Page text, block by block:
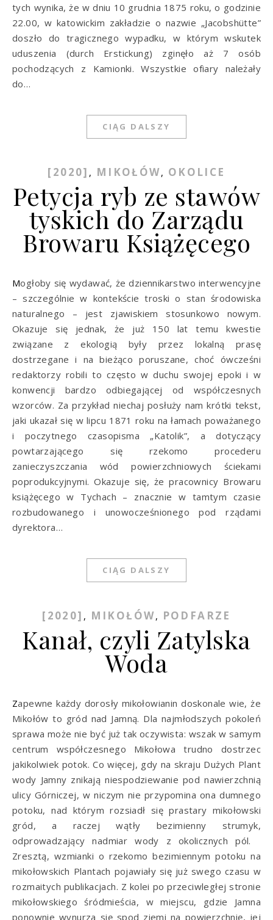
tych wynika, że w dniu 10 grudnia 1875 roku, o godzinie
22.00, w katowickim zakładzie o nazwie „Jacobshütte”
doszło do tragicznego wypadku, w którym wskutek
uduszenia (durch Erstickung) zginęło aż 7 osób
pochodzących z Kamionki. Wszystkie ofiary należały
do…
CIĄG DALSZY
[2020] , MIKOŁÓW, OKOLICE
Petycja ryb ze stawów
tyskich do Zarządu
Browaru Książęcego
Mogłoby się wydawać, że dziennikarstwo interwencyjne
– szczególnie w kontekście troski o stan środowiska
naturalnego – jest zjawiskiem stosunkowo nowym.
Okazuje się jednak, że już 150 lat temu kwestie
związane z ekologią były przez lokalną prasę
dostrzegane i na bieżąco poruszane, choć ówcześni
redaktorzy robili to często w duchu swojej epoki i w
konwencji bardzo odbiegającej od współczesnych
wzorców. Za przykład niechaj posłuży nam krótki tekst,
jaki ukazał się w lipcu 1871 roku na łamach poważanego
i poczytnego czasopisma „Katolik”, a dotyczący
powtarzającego się rzekomo procederu
zanieczyszczania wód powierzchniowych ściekami
poprodukcyjnymi. Okazuje się, że pracownicy Browaru
książęcego w Tychach – znacznie w tamtym czasie
rozbudowanego i unowocześnionego pod rządami
dyrektora…
CIĄG DALSZY
[2020] , MIKOŁÓW, PODFARZE
Kanał, czyli Zatylska
Woda
Zapewne każdy dorosły mikołowianin doskonale wie, że
Mikołów to gród nad Jamną. Dla najmłodszych pokoleń
sprawa może nie być już tak oczywista: wszak w samym
centrum współczesnego Mikołowa trudno dostrzec
jakikolwiek potok. Co więcej, gdy na skraju Dużych Plant
wody Jamny znikają niespodziewanie pod nawierzchnią
ulicy Górniczej, w niczym nie przypomina ona dumnego
potoku, nad którym rozsiadł się prastary mikołowski
gród, a raczej wątły bezimienny strumyk,
odprowadzający nadmiar wody z okolicznych pól.
Zresztą, wzmianki o rzekomo bezimiennym potoku na
mikołowskich Plantach pojawiały się już swego czasu w
rozmaitych publikacjach. Z kolei po przeciwległej stronie
mikołowskiego śródmieścia, w miejscu, gdzie Jamna
ponownie wynurza się spod ziemi na powierzchnię, jej